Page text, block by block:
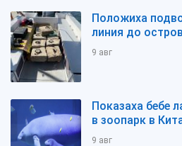
Положиха
линия до
9 авг
Показаха бебе
в зоопарк в
9 авг